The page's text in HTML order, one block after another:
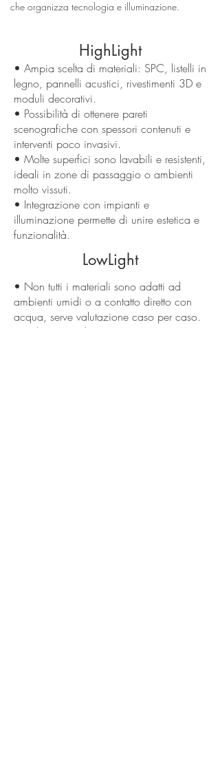
che organizza tecnologia e illuminazione.
HighLight
• Ampia scelta di materiali: SPC, listelli in
legno, pannelli acustici, rivestimenti 3D e
moduli decorativi.
• Possibilità di ottenere pareti
scenografiche con spessori contenuti e
interventi poco invasivi.
• Molte superfici sono lavabili e resistenti,
ideali in zone di passaggio o ambienti
molto vissuti.
• Integrazione con impianti e
illuminazione permette di unire estetica e
funzionalità.
LowLight
• Non tutti i materiali sono adatti ad
ambienti umidi o a contatto diretto con
acqua, serve valutazione caso per caso.
• Soluzioni molto caratterizzate